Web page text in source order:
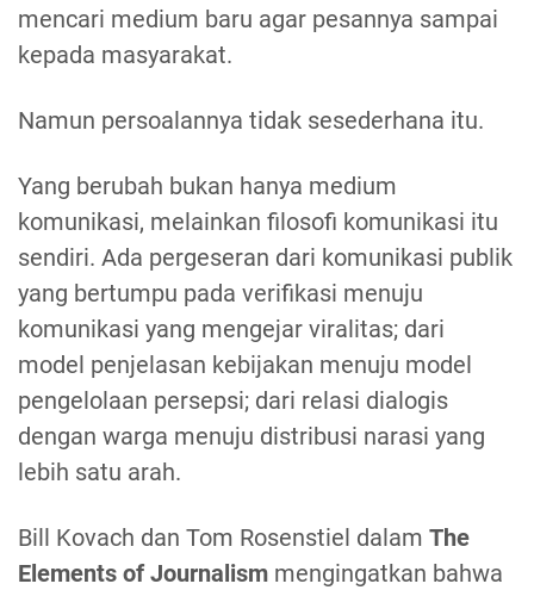
mencari medium baru agar pesannya sampai
kepada masyarakat.
Namun persoalannya tidak sesederhana itu.
Yang berubah bukan hanya medium
komunikasi, melainkan filosofi komunikasi itu
sendiri. Ada pergeseran dari komunikasi publik
yang bertumpu pada verifikasi menuju
komunikasi yang mengejar viralitas; dari
model penjelasan kebijakan menuju model
pengelolaan persepsi; dari relasi dialogis
dengan warga menuju distribusi narasi yang
lebih satu arah.
Bill Kovach dan Tom Rosenstiel dalam The
Elements of Journalism mengingatkan bahwa